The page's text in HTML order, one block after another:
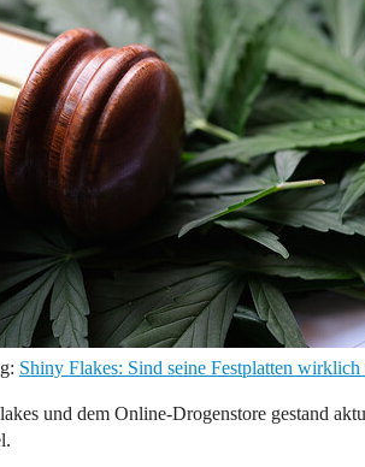
Shiny Flakes: Sind seine Festplatten wirklich
und dem Online-Drogenstore gestand